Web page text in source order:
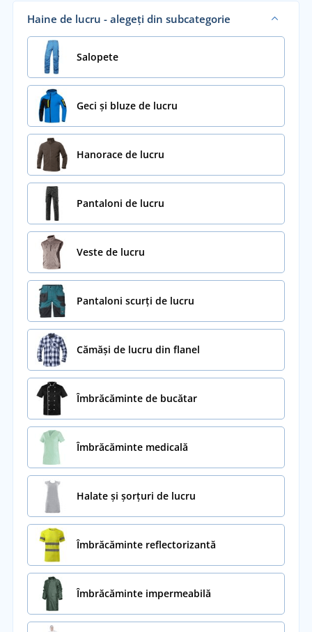
Haine de lucru - alegeți din subcategorie
Salopete
Geci și bluze de lucru
Hanorace de lucru
Pantaloni de lucru
Veste de lucru
Pantaloni scurți de lucru
Cămăși de lucru din flanel
Îmbrăcăminte de bucătar
Îmbrăcăminte medicală
Halate și șorțuri de lucru
Îmbrăcăminte reflectorizantă
Îmbrăcăminte impermeabilă